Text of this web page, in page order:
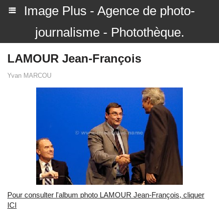
Image Plus - Agence de photo-
journalisme - Photothèque.
LAMOUR Jean-François
Yvan MARCOU
Pour consulter l'album photo LAMOUR Jean-François, cliquer
ICI